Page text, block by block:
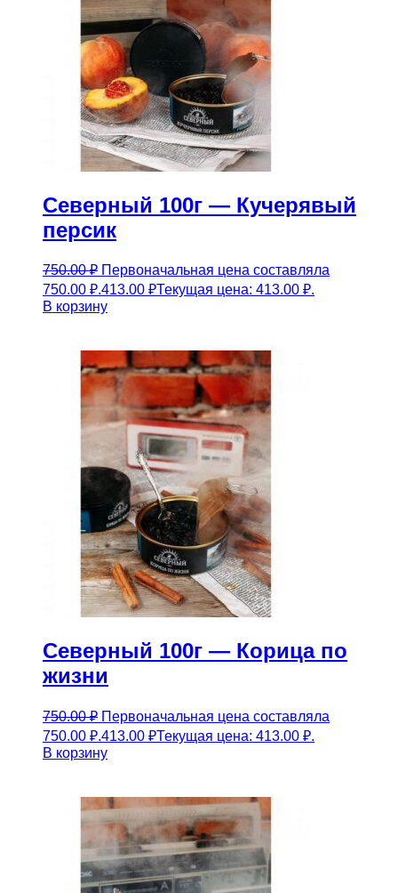
Северный 100г — Кучерявый
персик
750.00₽ Первоначальная цена составляла
750.00 ₽.413.00 ₽Текущая цена: 413.00 ₽.
В корзину
Северный 100г — Корица по
жизни
750.00₽ Первоначальная цена составляла
750.00 ₽.413.00 ₽Текущая цена: 413.00 ₽.
В корзину